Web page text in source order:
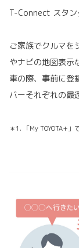
T-Connect スタ
ご家族でクルマを
やナビの地図表示
車の際、事前に登
バーそれぞれの最
＊1. 「My TOYOTA+」